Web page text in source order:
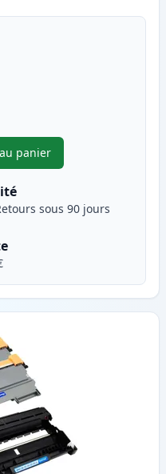
panier
,Pack de 5 Brother TN2220
sous 90 jours